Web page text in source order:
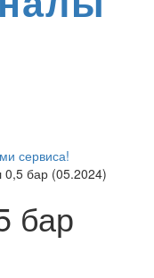
сервиса!
0,5 бар (05.2024)
бар